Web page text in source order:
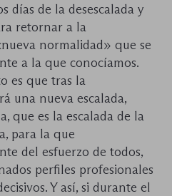
días de la desescalada y
retornar a la
normalidad» que se
a la que conocíamos.
es que tras la
una nueva escalada,
que es la escalada de la
para la que
del esfuerzo de todos,
perfiles profesionales
Y así, si durante el